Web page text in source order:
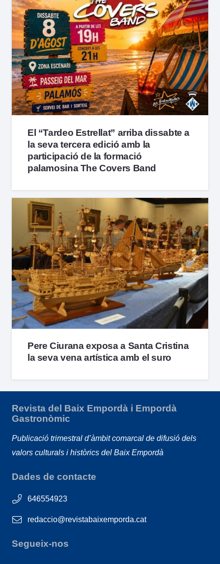
El “Tardeo Estrellat” arriba dissabte a
la seva tercera edició amb la
participació de la formació
palamosina The Covers Band
Pere Ciurana exposa a Santa Cristina
la seva vena artística amb el suro
Revista del Baix Empordà i Empordà
Gastronòmic
Publicació trimestral d’àmbit comarcal de difusió dels
valors culturals i històrics del Baix Empordà
Dades de contacte
646554923
redaccio@revistabaixemporda.cat
Segueix-nos